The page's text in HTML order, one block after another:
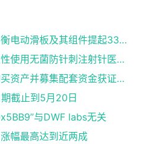
美国企业对特定自平衡电动滑板及其组件提起337调查申请
三鑫医疗：获得一次性使用无菌防针刺注射针医疗器械注册证
盐田港：发行股份购买资产并募集配套资金获证监会同意注册批复
截止到5月20日
与DWF labs无关
幅最高达到近两成